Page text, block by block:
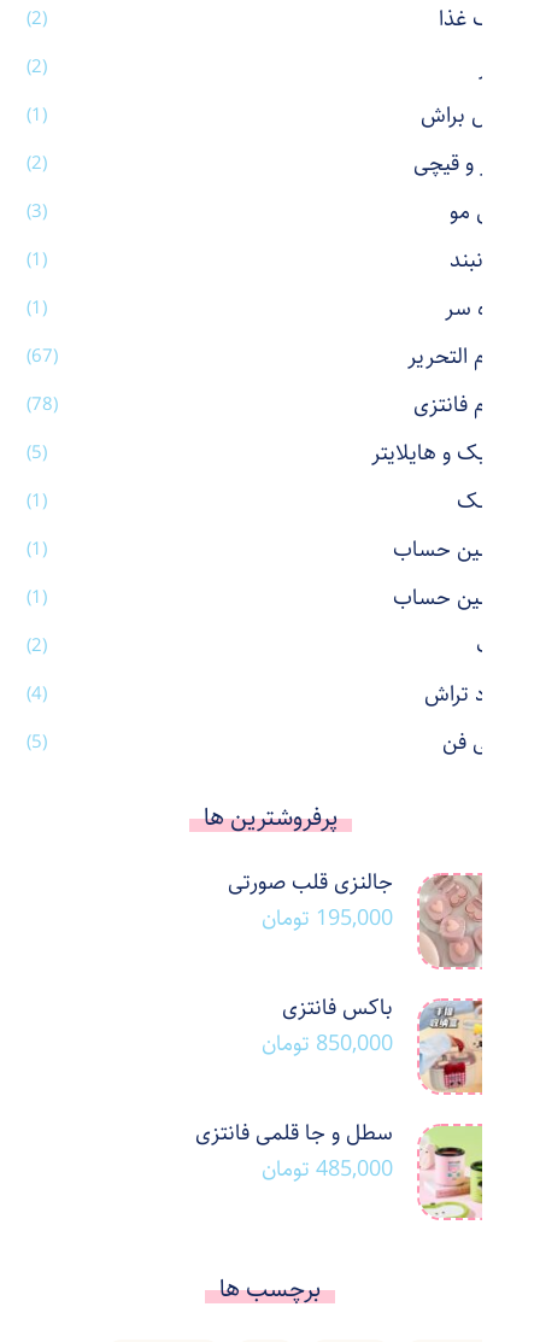
ظرف غذا (2)
عطر (2)
فیس براش (1)
کاتر و قیچی (2)
کش مو (3)
گردنبند (1)
گیره سر (1)
لوازم التحریر (67)
لوازم فانتزی (78)
ماژیک و هایلایتر (5)
ماسک (1)
ماشین حساب (1)
ماشین حساب (1)
ماگ (2)
مداد تراش (4)
مینی فن (5)
پرفروشترین ها
جالنزی قلب صورتی
195,000 تومان
باکس فانتزی
850,000 تومان
سطل و جا قلمی فانتزی
485,000 تومان
برچسب ها